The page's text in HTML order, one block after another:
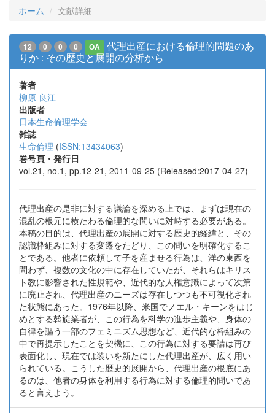
ホーム 文献詳細
12 0 0 0 OA
代理出産における倫理的問題のあ
りか : その歴史と展開の分析から
著者
柳原 良江
出版者
日本生命倫理学会
雑誌
生命倫理 (ISSN:13434063)
巻号頁・発行日
vol.21, no.1, pp.12-21, 2011-09-25 (Released:2017-04-27)
代理出産の是非に対する議論を深める上では、まずは現在の
混乱の根元に横たわる倫理的な問いに対峙する必要がある。
本稿の目的は、代理出産の展開に対する歴史的経緯と、その
認識枠組みに対する変遷をたどり、この問いを明確化するこ
とである。他者に依頼して子を産ませる行為は、洋の東西を
問わず、複数の文化の中に存在していたが、それらはキリス
ト教に影響された性規範や、近代的な人権意識によって次第
に廃止され、代理出産のニーズは存在しつつも不可視化され
た状態にあった。1976年以降、米国でノエル・キーンをはじ
めとする斡旋業者が、この行為を科学の進歩主義や、身体の
自律を謳う一部のフェミニズム思想など、近代的な枠組みの
中で再提示したことを契機に、この行為に対する要請は再び
表面化し、現在では装いを新たにした代理出産が、広く用い
られている。こうした歴史的展開から、代理出産の根底にあ
るのは、他者の身体を利用する行為に対する倫理的問いであ
ると言えよう。